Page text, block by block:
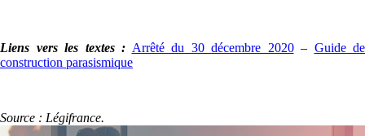
Liens vers les textes : Arrêté du 30 décembre 2020– Guide de
construction parasismique
Source : Légifrance.